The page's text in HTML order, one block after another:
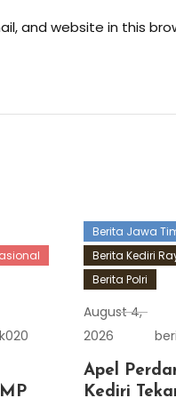
and website in this
Berita Jawa
Berita Kediri
Berita Polri
August 4,
2026
Apel
Kediri